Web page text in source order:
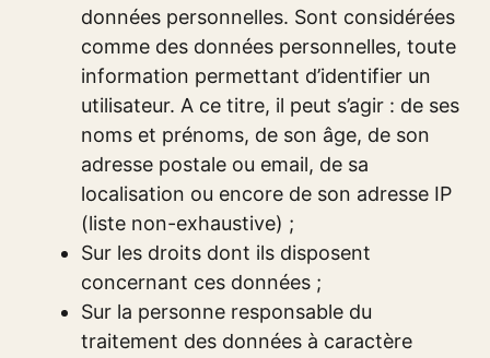
données personnelles. Sont considérées
comme des données personnelles, toute
information permettant d’identifier un
utilisateur. A ce titre, il peut s’agir : de ses
noms et prénoms, de son âge, de son
adresse postale ou email, de sa
localisation ou encore de son adresse IP
(liste non-exhaustive) ;
Sur les droits dont ils disposent
concernant ces données ;
Sur la personne responsable du
traitement des données à caractère